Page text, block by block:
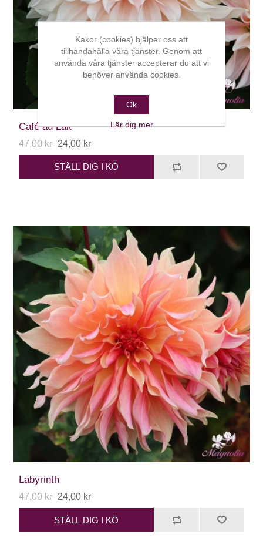
Café au Lait
47,00 kr 24,00 kr
STÄLL DIG I KÖ
Labyrinth
47,00 kr 24,00 kr
STÄLL DIG I KÖ
Kakor (cookies) hjälper oss att
tillhandahålla våra tjänster. Genom att
använda våra tjänster accepterar du att vi
behöver använda cookies.
Ok
Lär dig mer